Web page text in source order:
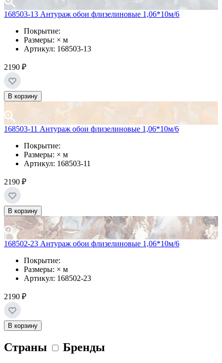
168503-13 Антураж обои флизелиновые 1,06*10м/6
Покрытие:
Размеры: × м
Артикул: 168503-13
2190 ₽
В корзину
168503-11 Антураж обои флизелиновые 1,06*10м/6
Покрытие:
Размеры: × м
Артикул: 168503-11
2190 ₽
В корзину
168502-23 Антураж обои флизелиновые 1,06*10м/6
Покрытие:
Размеры: × м
Артикул: 168502-23
2190 ₽
В корзину
Страны Бренды